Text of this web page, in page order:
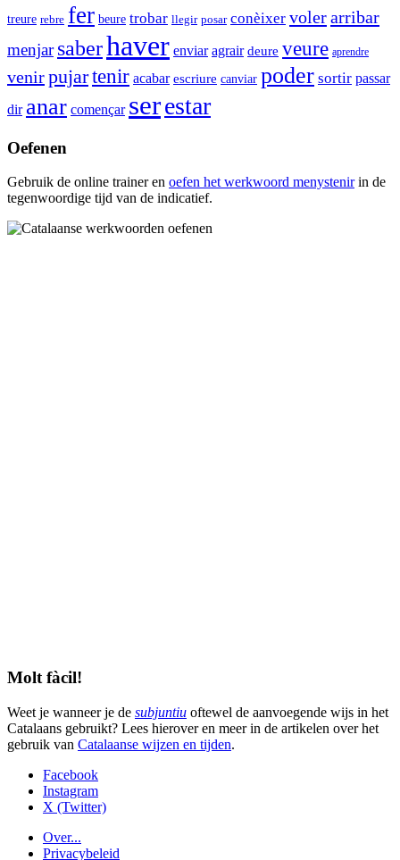
treure rebre fer beure trobar llegir posar conèixer volerarribar
menjar saberhaver enviar agrair deure veure aprendre
venirpujartenir acabar escriure canviar poder sortir passar
dir anar començar serestar
Oefenen
Gebruik de online trainer en oefen het werkwoord menystenirin de
tegenwoordige tijd van de indicatief.
Molt fàcil!
Weet je wanneer je de subjuntiu oftewel de aanvoegende wijs in het
Catalaans gebruikt? Lees hierover en meer in de artikelen over het
gebruik van Catalaanse wijzen en tijden.
Facebook
Instagram
X (Twitter)
Over...
Privacybeleid